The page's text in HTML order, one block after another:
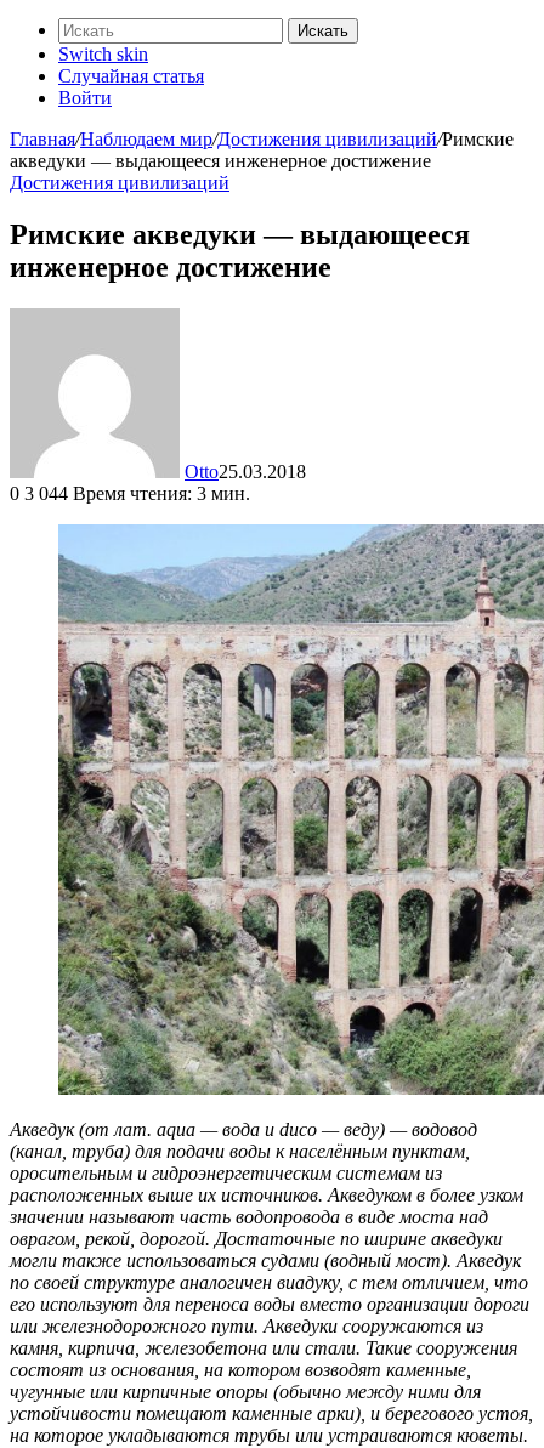
Искать
Switch skin
Случайная статья
Войти
Главная/Наблюдаем мир/Достижения цивилизаций/Римские
акведуки — выдающееся инженерное достижение
Достижения цивилизаций
Римские акведуки — выдающееся
инженерное достижение
Otto25.03.2018
0 3 044 Время чтения: 3 мин.
Акведук (от лат. aqua — вода и duco — веду) — водовод
(канал, труба) для подачи воды к населённым пунктам,
оросительным и гидроэнергетическим системам из
расположенных выше их источников. Акведуком в более узком
значении называют часть водопровода в виде моста над
оврагом, рекой, дорогой. Достаточные по ширине акведуки
могли также использоваться судами (водный мост). Акведук
по своей структуре аналогичен виадуку, с тем отличием, что
его используют для переноса воды вместо организации дороги
или железнодорожного пути. Акведуки сооружаются из
камня, кирпича, железобетона или стали. Такие сооружения
состоят из основания, на котором возводят каменные,
чугунные или кирпичные опоры (обычно между ними для
устойчивости помещают каменные арки), и берегового устоя,
на которое укладываются трубы или устраиваются кюветы.